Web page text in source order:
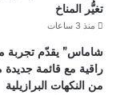
تغيُّر المناخ
منذ 3 ساعات
شاماس” يقدّم تجربة
راقية مع قائمة
من النكهات البرازيلية